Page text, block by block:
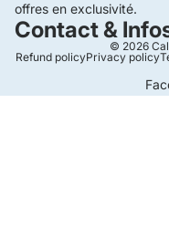
offres en exclusivité.
Contact &
© 2026
Refund policyPrivacy policy